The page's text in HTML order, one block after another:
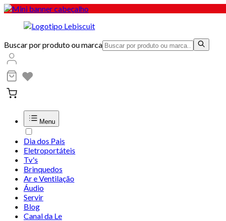
Buscar por produto ou marca
Menu
Dia dos Pais
Eletroportáteis
Tv's
Brinquedos
Ar e Ventilação
Áudio
Servir
Blog
Canal da Le